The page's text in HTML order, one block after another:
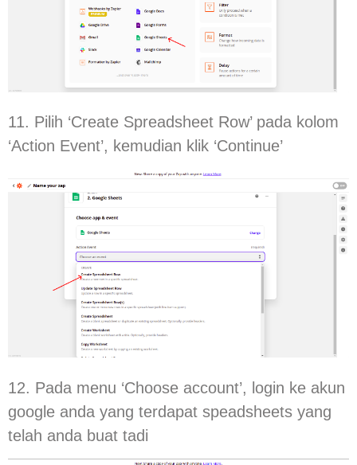
11. Pilih ‘Create Spreadsheet Row’ pada kolom
‘Action Event’, kemudian klik ‘Continue’
12. Pada menu ‘Choose account’, login ke akun
google anda yang terdapat speadsheets yang
telah anda buat tadi